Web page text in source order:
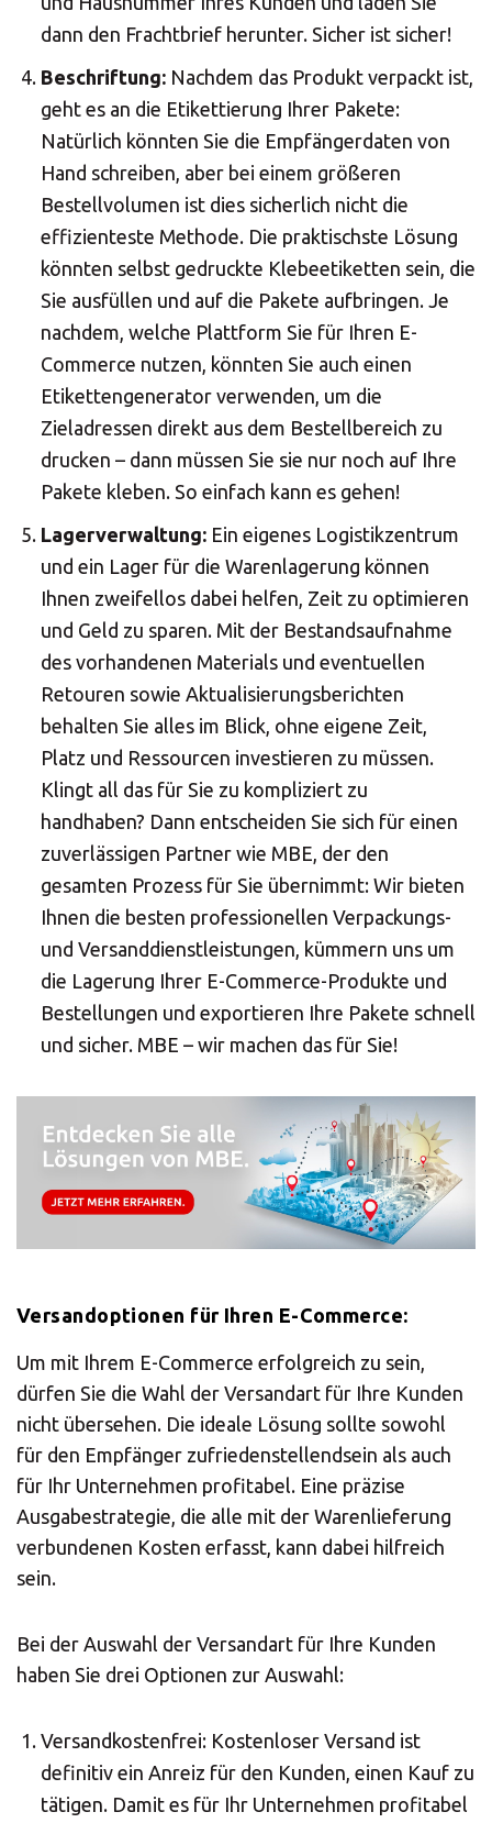
dann den Frachtbrief herunter. Sicher ist sicher!
Beschriftung: Nachdem das Produkt verpackt ist,
geht es an die Etikettierung Ihrer Pakete:
Natürlich könnten Sie die Empfängerdaten von
Hand schreiben, aber bei einem größeren
Bestellvolumen ist dies sicherlich nicht die
effizienteste Methode. Die praktischste Lösung
könnten selbst gedruckte Klebeetiketten sein, die
Sie ausfüllen und auf die Pakete aufbringen. Je
nachdem, welche Plattform Sie für Ihren E-
Commerce nutzen, könnten Sie auch einen
Etikettengenerator verwenden, um die
Zieladressen direkt aus dem Bestellbereich zu
drucken – dann müssen Sie sie nur noch auf Ihre
Pakete kleben. So einfach kann es gehen!
Lagerverwaltung: Ein eigenes Logistikzentrum
und ein Lager für die Warenlagerung können
Ihnen zweifellos dabei helfen, Zeit zu optimieren
und Geld zu sparen. Mit der Bestandsaufnahme
des vorhandenen Materials und eventuellen
Retouren sowie Aktualisierungsberichten
behalten Sie alles im Blick, ohne eigene Zeit,
Platz und Ressourcen investieren zu müssen.
Klingt all das für Sie zu kompliziert zu
handhaben? Dann entscheiden Sie sich für einen
zuverlässigen Partner wie MBE, der den
gesamten Prozess für Sie übernimmt: Wir bieten
Ihnen die besten professionellen Verpackungs-
und Versanddienstleistungen, kümmern uns um
die Lagerung Ihrer E-Commerce-Produkte und
Bestellungen und exportieren Ihre Pakete schnell
und sicher. MBE – wir machen das für Sie!
Versandoptionen für Ihren E-Commerce:
Um mit Ihrem E-Commerce erfolgreich zu sein,
dürfen Sie die Wahl der Versandart für Ihre Kunden
nicht übersehen. Die ideale Lösung sollte sowohl
für den Empfänger zufriedenstellendsein als auch
für Ihr Unternehmen profitabel. Eine präzise
Ausgabestrategie, die alle mit der Warenlieferung
verbundenen Kosten erfasst, kann dabei hilfreich
sein.
Bei der Auswahl der Versandart für Ihre Kunden
haben Sie drei Optionen zur Auswahl:
Versandkostenfrei: Kostenloser Versand ist
definitiv ein Anreiz für den Kunden, einen Kauf zu
tätigen. Damit es für Ihr Unternehmen profitabel
Select country
Africa
×
Select your MBE
Solution Center